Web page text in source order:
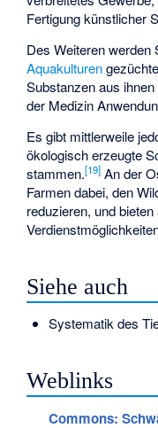
Fertigung künstlicher
Des Weiteren werden
Aquakulturen
Substanzen aus
der Medizin
Es gibt mittlerweile
ökologisch erzeugte
stammen.[19] An der
Farmen dabei, den
reduzieren, und
Siehe auch
Systematik des
Weblinks
Commons: